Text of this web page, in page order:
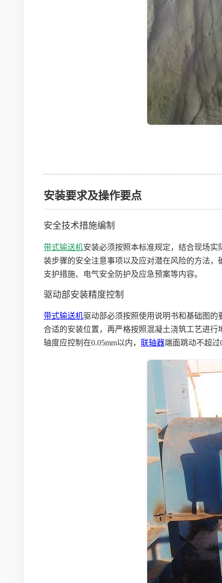
安装要求及操作要点
安全技术措施编制
带式输送机安装必须按照本标准规定，结合现场
装步骤的安全注意事项以及应对潜在风险的方法
支护措施、电气安全防护及应急预案等内容。
驱动部安装精度控制
带式输送机驱动部必须按照使用说明书和基础图
合适的安装位置，再严格按照混凝土浇筑工艺进
轴度应控制在0.05mm以内， 联轴器端面跳动不超过